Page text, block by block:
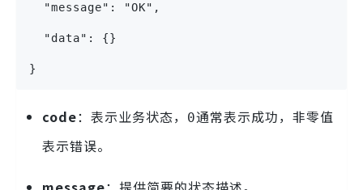
  "message": "OK",
  "data": {}
}
code：表示业务状态， 0通常表示成功，非零值
表示错误。